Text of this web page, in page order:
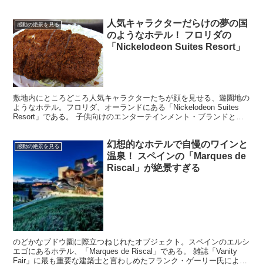
感動の絶景を見る
人気キャラクターだらけの夢の国
のようなホテル！ フロリダの
「Nickelodeon Suites Resort」
敷地内にところどころ人気キャラクターたちが顔を見せる、遊園地の
ようなホテル。フロリダ、オーランドにある「Nickelodeon Suites
Resort」である。 子供向けのエンターテインメント・ブランドとし
感動の絶景を見る
幻想的なホテルで自慢のワインと
温泉！ スペインの「Marques de
Riscal」が絶景すぎる
のどかなブドウ園に際立つねじれたオブジェクト。スペインのエルシ
エゴにあるホテル、「Marques de Riscal」である。 雑誌「Vanity
Fair」に最も重要な建築士と言わしめたフランク・ゲーリー氏によっ